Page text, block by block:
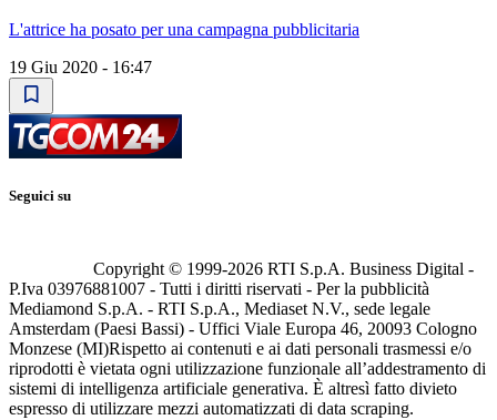
L'attrice ha posato per una campagna pubblicitaria
19 Giu 2020 - 16:47
Seguici su
Copyright © 1999-2026 RTI S.p.A. Business Digital -
P.Iva 03976881007 - Tutti i diritti riservati - Per la pubblicità
Mediamond S.p.A. - RTI S.p.A., Mediaset N.V., sede legale
Amsterdam (Paesi Bassi) - Uffici Viale Europa 46, 20093 Cologno
Monzese (MI)Rispetto ai contenuti e ai dati personali trasmessi e/o
riprodotti è vietata ogni utilizzazione funzionale all’addestramento di
sistemi di intelligenza artificiale generativa. È altresì fatto divieto
espresso di utilizzare mezzi automatizzati di data scraping.